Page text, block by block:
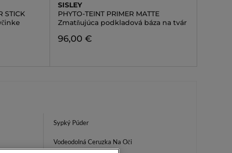
STICK
SISLEY
PHYTO-TEINT PRIMER MATTE
Zmatňujúca podkladová báza na tvár
96,00 €
Sypký Púder
Vodeodolná Ceruzka Na Oči